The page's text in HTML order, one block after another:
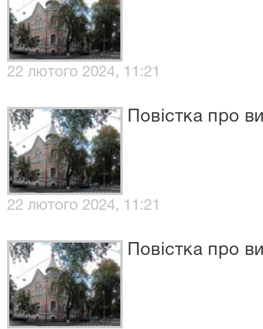
22 лютого 2024, 11:21
Повістка про
22 лютого 2024, 11:21
Повістка про